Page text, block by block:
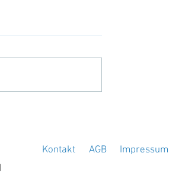
Kontakt AGB Impressum